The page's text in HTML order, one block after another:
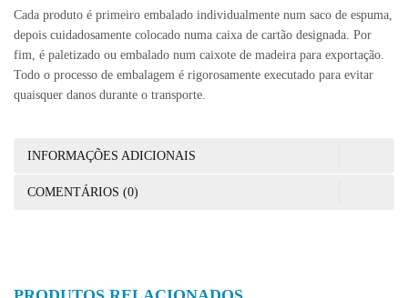
Cada produto é primeiro embalado individualmente num saco de espuma,
depois cuidadosamente colocado numa caixa de cartão designada. Por
fim, é paletizado ou embalado num caixote de madeira para exportação.
Todo o processo de embalagem é rigorosamente executado para evitar
quaisquer danos durante o transporte.
INFORMAÇÕES ADICIONAIS
COMENTÁRIOS (0)